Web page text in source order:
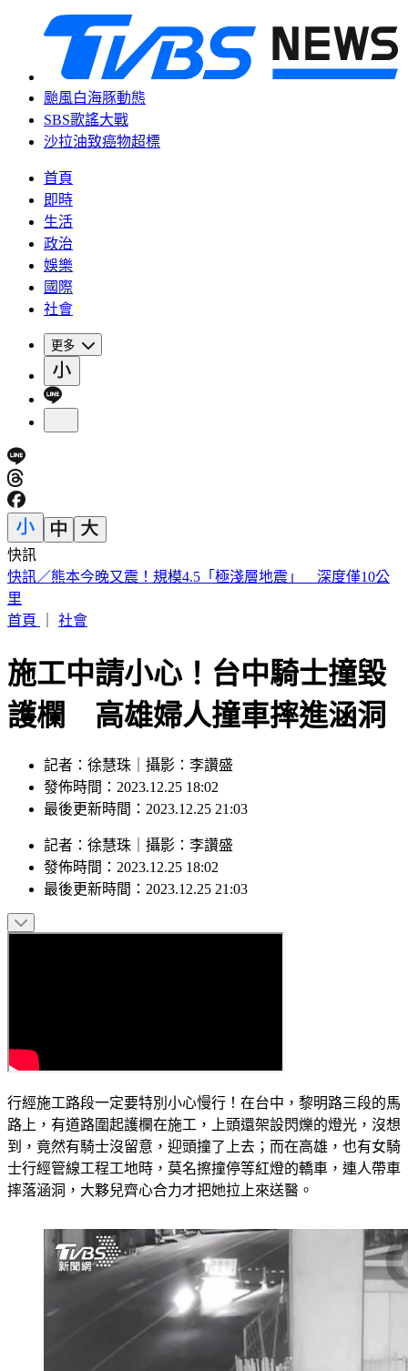
颱風白海豚動態
SBS歌謠大戰
沙拉油致癌物超標
首頁
即時
生活
政治
娛樂
國際
社會
更多
快訊
明知蘇丹紅超標4倍還賣 雲林黑心商稱「吃了不會怎樣」遭
判6月
首頁
社會
施工中請小心！台中騎士撞毀
護欄 高雄婦人撞車摔進涵洞
記者：徐慧珠｜攝影：李讚盛
發佈時間：2023.12.25 18:02
最後更新時間：2023.12.25 21:03
記者 ： 徐慧珠 攝影 ： 李讚盛
發佈時間： 2023.12.25 18:02
最後更新時間： 2023.12.25 21:03
行經施工路段一定要特別小心慢行！在台中，黎明路三段的馬
路上，有道路圍起護欄在施工，上頭還架設閃爍的燈光，沒想
到，竟然有騎士沒留意，迎頭撞了上去；而在高雄，也有女騎
士行經管線工程工地時，莫名擦撞停等紅燈的轎車，連人帶車
摔落涵洞，大夥兒齊心合力才把她拉上來送醫。